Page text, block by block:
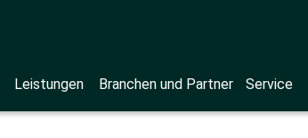
Leistungen Branchen und Partner Service